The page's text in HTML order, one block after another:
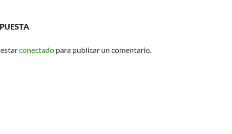
conectado para publicar un comentario.